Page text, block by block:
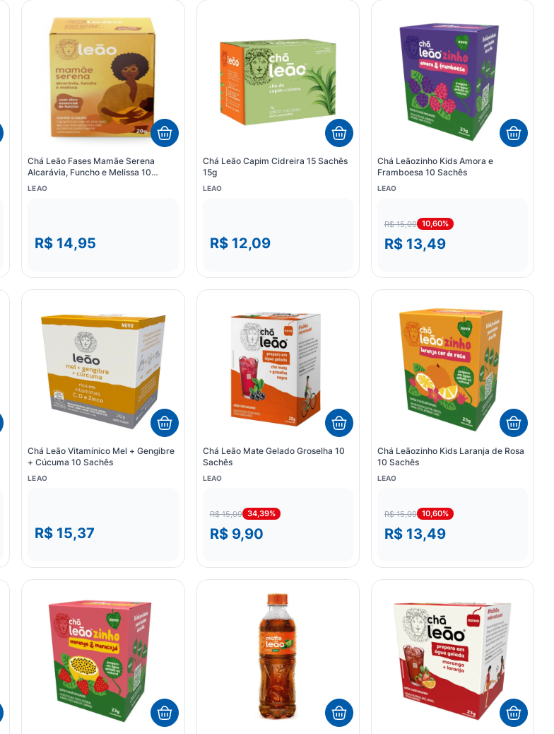
Chá Leão Fases Mamãe Serena
Alcarávia, Funcho e Melissa 10
Saches
LEAO
R$ 14,95
Chá Leão Capim Cidreira 15 Sachês
15g
LEAO
R$ 12,09
Chá Leãozinho Kids Amora e
Framboesa 10 Sachês
LEAO
R$ 15,09 10,60%
R$ 13,49
Chá Leão Vitamínico Mel + Gengibre
+ Cúcuma 10 Sachês
LEAO
R$ 15,37
Chá Leão Mate Gelado Groselha 10
Sachês
LEAO
R$ 15,09 34,39%
R$ 9,90
Chá Leãozinho Kids Laranja de Rosa
10 Sachês
LEAO
R$ 15,09 10,60%
R$ 13,49